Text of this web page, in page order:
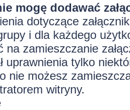
mogę dodawać
dotyczące
i dla każdego
na zamieszczanie
uprawnienia tylko
nie możesz
witryny.